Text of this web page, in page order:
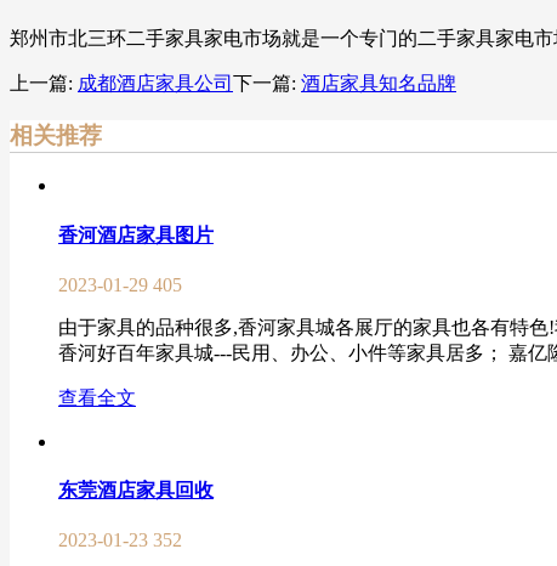
郑州市北三环二手家具家电市场就是一个专门的二手家具家电
上一篇: 成都酒店家具公司 下一篇: 酒店家具知名品牌
相关推荐
香河酒店家具图片
2023-01-29 405
由于家具的品种很多,香河家具城各展厅的家具也各有特
香河好百年家具城---民用、办公、小件等家具居多； 嘉亿
查看全文
东莞酒店家具回收
2023-01-23 352